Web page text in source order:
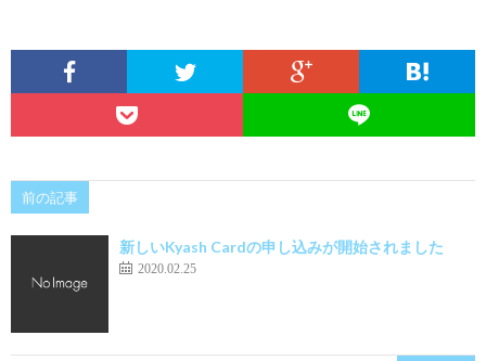
前の記事
新しいKyash Cardの申し込みが開始されました
2020.02.25